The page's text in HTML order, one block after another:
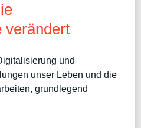
verändert
und
unser Leben und die
grundlegend